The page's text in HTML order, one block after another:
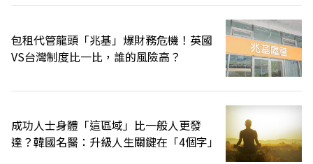
包租代管龍頭「兆基」爆財務危機！英國
VS台灣制度比一比，誰的風險高？
成功人士身體「這區域」比一般人更發
達？韓國名醫：升級人生關鍵在「4個字」